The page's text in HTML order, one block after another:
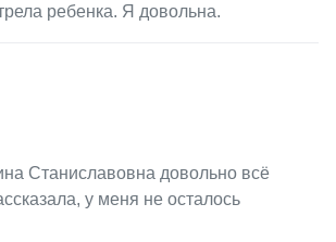
ребенка. Я довольна.
Станиславовна довольно всё
у меня не осталось